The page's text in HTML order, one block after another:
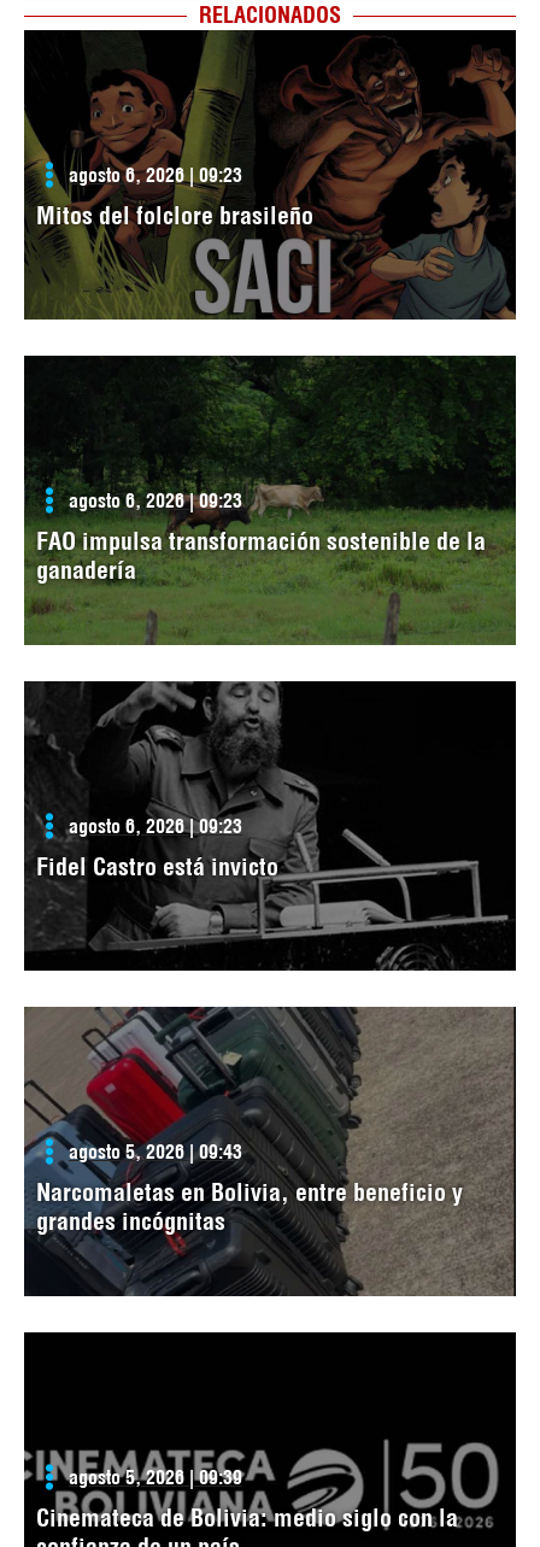
RELACIONADOS
agosto 6, 2026 | 09:23
Mitos del folclore brasileño
agosto 6, 2026 | 09:23
FAO impulsa transformación sostenible de la
ganadería
agosto 6, 2026 | 09:23
Fidel Castro está invicto
agosto 5, 2026 | 09:43
Narcomaletas en Bolivia, entre beneficio y
grandes incógnitas
agosto 5, 2026 | 09:39
Cinemateca de Bolivia: medio siglo con la